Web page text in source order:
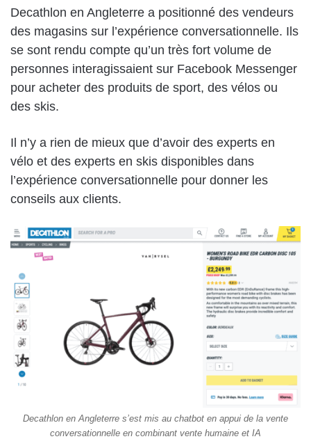
Decathlon en Angleterre a positionné des vendeurs
des magasins sur l’expérience conversationnelle. Ils
se sont rendu compte qu’un très fort volume de
personnes interagissaient sur Facebook Messenger
pour acheter des produits de sport, des vélos ou
des skis.
Il n’y a rien de mieux que d’avoir des experts en
vélo et des experts en skis disponibles dans
l’expérience conversationnelle pour donner les
conseils aux clients.
Decathlon en Angleterre s’est mis au chatbot en appui de la vente
conversationnelle en combinant vente humaine et IA